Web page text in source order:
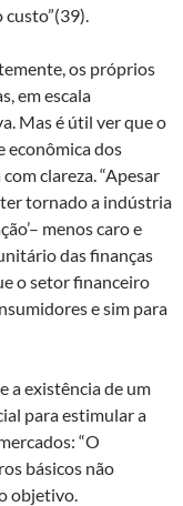
os próprios
em escala
Mas é útil ver que o
econômica dos
clareza. “Apesar
tornado a indústria
menos caro e
das finanças
o setor financeiro
e sim para
a existência de um
para estimular a
“O
básicos não
objetivo.